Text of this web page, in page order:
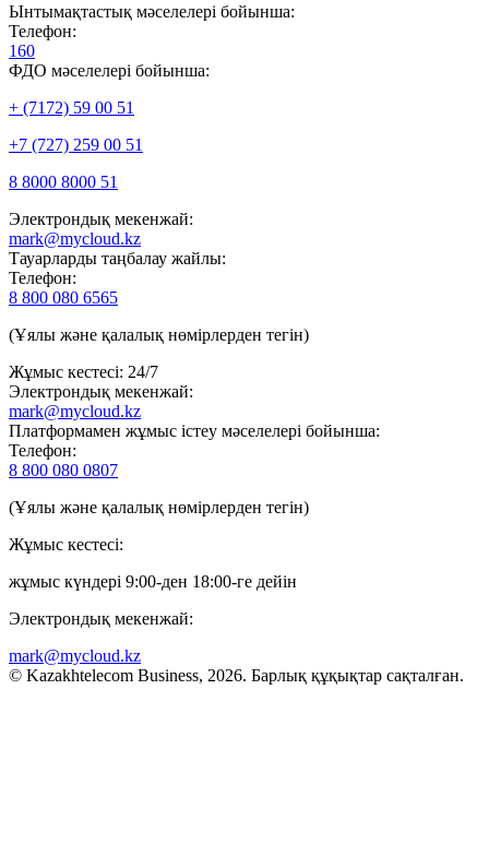
Ынтымақтастық мәселелері бойынша:
Телефон:
160
ФДО мәселелері бойынша:
+ (7172) 59 00 51
+7 (727) 259 00 51
8 8000 8000 51
Электрондық мекенжай:
mark@mycloud.kz
Тауарларды таңбалау жайлы:
Телефон:
8 800 080 6565
(Ұялы және қалалық нөмірлерден тегін)
Жұмыс кестесі: 24/7
Электрондық мекенжай:
mark@mycloud.kz
Платформамен жұмыс істеу мәселелері бойынша:
Телефон:
8 800 080 0807
(Ұялы және қалалық нөмірлерден тегін)
Жұмыс кестесі:
жұмыс күндері 9:00-ден 18:00-ге дейін
Электрондық мекенжай:
mark@mycloud.kz
© Kazakhtelecom Business, 2026. Барлық құқықтар сақталған.